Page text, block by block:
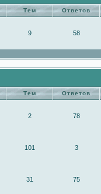
Тем Ответов
9 58
Тем Ответов
2 78
101 3
31 75